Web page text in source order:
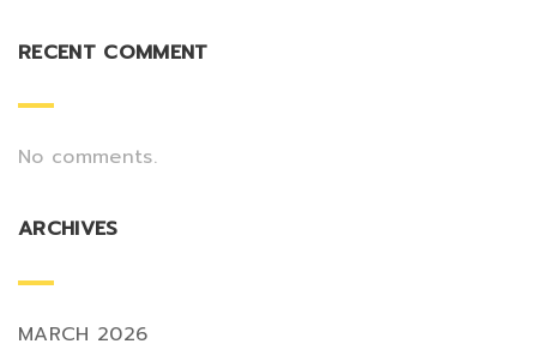
RECENT COMMENT
No comments.
ARCHIVES
MARCH 2026